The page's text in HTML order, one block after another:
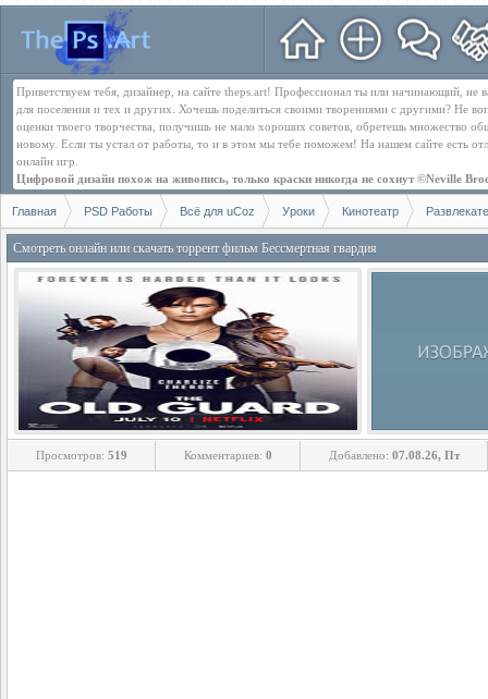
Приветствуем тебя, дизайнер, на сайте theps.art! Профессионал ты или начинающий,
для поселения и тех и других. Хочешь поделиться своими творениями с другими? Не
оценки твоего творчества, получишь не мало хороших советов, обретешь множество
новому. Если ты устал от работы, то и в этом мы тебе поможем! На нашем сайте есть
онлайн игр.
Цифровой дизайн похож на живопись, только краски никогда не сохнут ©Neville
Главная PSD Работы Всё для uCoz Уроки Кинотеатр
Смотреть онлайн или скачать торрент фильм Бессмертная гвардия
Просмотров: 519 Комментариев: 0 Добавлено: 07.08.26, Пт